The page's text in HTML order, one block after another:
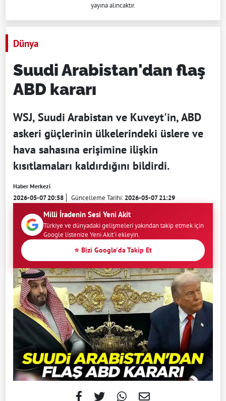
yayına alıncaktır.
Dünya
Suudi Arabistan'dan flaş
ABD kararı
WSJ, Suudi Arabistan ve Kuveyt'in, ABD
askeri güçlerinin ülkelerindeki üslere ve
hava sahasına erişimine ilişkin
kısıtlamaları kaldırdığını bildirdi.
Haber Merkezi
2026-05-07 20:58 Güncelleme Tarihi:2026-05-07 21:29
Milli İradenin Sesi Yeni Akit
Türkiye ve dünyadaki gelişmeleri yakından takip etmek için
Google listenize Yeni Akit'i ekleyin.
⭐ Bizi Google'da Takip Et